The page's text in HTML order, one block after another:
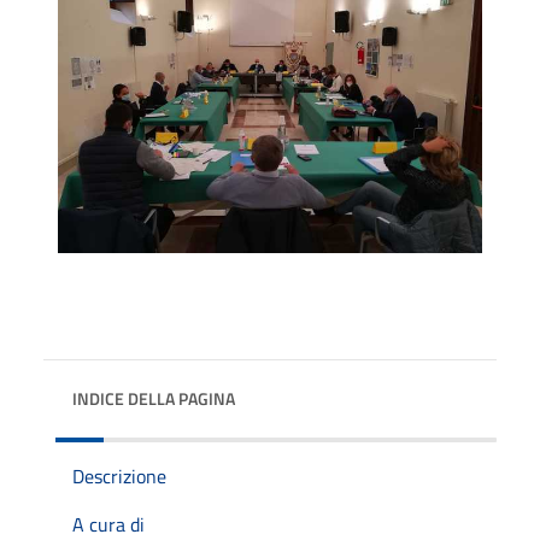
INDICE DELLA PAGINA
Descrizione
A cura di